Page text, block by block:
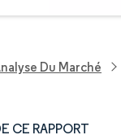
Du Marché
CE RAPPORT